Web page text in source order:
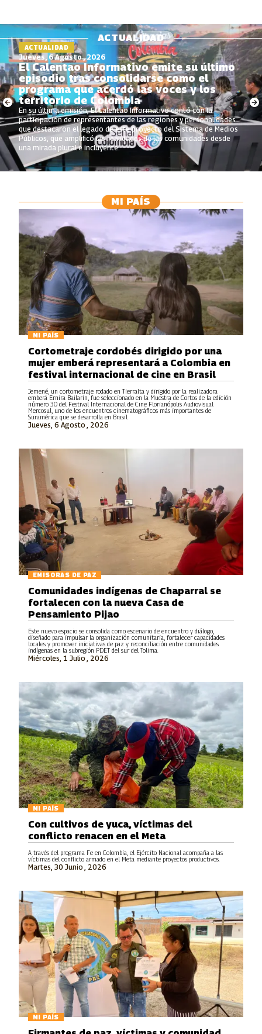
ACTUALIDAD
Jueves, 6 Agosto , 2026
El Calentao Informativo emite su último
episodio tras consolidarse como el
programa que acerdó las voces y los
territorio de Colombia
ACTUALIDAD
En su última emisión, El Calentao Informativo contó con la
participación de representantes de las regiones y personalidades
que destacaron el legado de este proyecto del Sistema de Medios
Públicos, que amplificó las realidades de las comunidades desde
una mirada plural e incluyente.
MI PAÍS
MI PAÍS
Jemené, un cortometraje rodado en Tierralta y dirigido por la realizadora
emberá Ernira Bailarín, fue seleccionado en la Muestra de Cortos de la edición
número 30 del Festival Internacional de Cine Florianópolis Audiovisual
Mercosul, uno de los encuentros cinematográficos más importantes de
Suramérica que se desarrolla en Brasil.
Jueves, 6 Agosto , 2026
Cortometraje cordobés dirigido por una
mujer emberá representará a Colombia en
festival internacional de cine en Brasil
EMISORAS DE PAZ
Miércoles, 1 Julio , 2026
Comunidades indígenas de Chaparral se
fortalecen con la nueva Casa de
Pensamiento Pijao
Este nuevo espacio se consolida como escenario de encuentro y diálogo,
diseñado para impulsar la organización comunitaria, fortalecer capacidades
locales y promover iniciativas de paz y reconciliación entre comunidades
indígenas en la subregión PDET del sur del Tolima.
MI PAÍS
Martes, 30 Junio , 2026
Con cultivos de yuca, víctimas del
conflicto renacen en el Meta
A través del programa Fe en Colombia, el Ejército Nacional acompaña a las
víctimas del conflicto armado en el Meta mediante proyectos productivos.
MI PAÍS